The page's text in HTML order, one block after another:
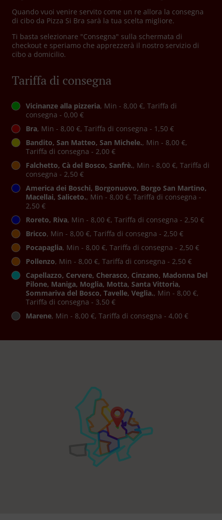
Quando vuoi venire servito come un re allora la consegna
di cibo da Pizza Si Bra sarà la tua scelta migliore.
Ti basta selezionare "Consegna" sulla schermata di
checkout e speriamo che apprezzerà il nostro servizio di
cibo a domicilio.
Tariffa di consegna
Vicinanze alla pizzeria, Min - 8,00 €, Tariffa di
consegna - 0,00 €
Bra, Min - 8,00 €, Tariffa di consegna - 1,50 €
Bandito, San Matteo, San Michele., Min - 8,00 €,
Tariffa di consegna - 2,00 €
Falchetto, Cà del Bosco, Sanfrè., Min - 8,00 €, Tariffa di
consegna - 2,50 €
America dei Boschi, Borgonuovo, Borgo San Martino,
Macellai, Saliceto., Min - 8,00 €, Tariffa di consegna -
2,50 €
Roreto, Riva, Min - 8,00 €, Tariffa di consegna - 2,50 €
Bricco, Min - 8,00 €, Tariffa di consegna - 2,50 €
Pocapaglia, Min - 8,00 €, Tariffa di consegna - 2,50 €
Pollenzo, Min - 8,00 €, Tariffa di consegna - 2,50 €
Capellazzo, Cervere, Cherasco, Cinzano, Madonna Del
Pilone, Maniga, Moglia, Motta, Santa Vittoria,
Sommariva del Bosco, Tavelle, Veglia., Min - 8,00 €,
Tariffa di consegna - 3,50 €
Marene, Min - 8,00 €, Tariffa di consegna - 4,00 €